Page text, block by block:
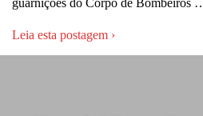
guarnições do Corpo de Bombeiros
Leia esta postagem ›